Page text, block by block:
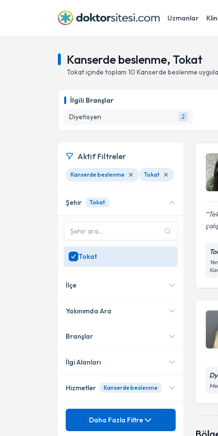
Uzmanlar
Kanserde beslenme, Tokat
Tokatiçinde toplam 10 Kanserde beslenme
İlgili Branşlar
Diyetisyen
2
Aktif Filtreler
Kanserde beslenme Tokat
Şehir Tokat
Tokat
İlçe
Merkez
Yakınımda Ara
Konumuma yakın uzmanları
Branşlar
Diyetisyen
İlgi Alanları
Kişiye Özel Diyetler
Hizmetler Kanserde beslenme
Mezuniyet
Daha Fazla Filtre